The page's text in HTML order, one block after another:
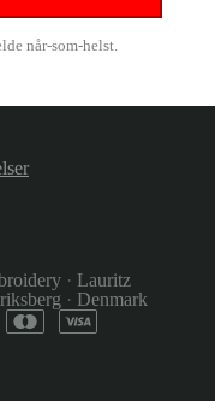
når-som-helst.
· Lauritz
· Denmark